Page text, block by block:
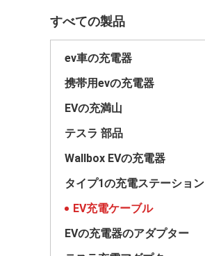
すべての製品
ev車の充電器
携帯用evの充電器
EVの充満山
テスラ 部品
Wallbox EVの充電器
タイプ1の充電ステーション
EV充電ケーブル
EVの充電器のアダプター